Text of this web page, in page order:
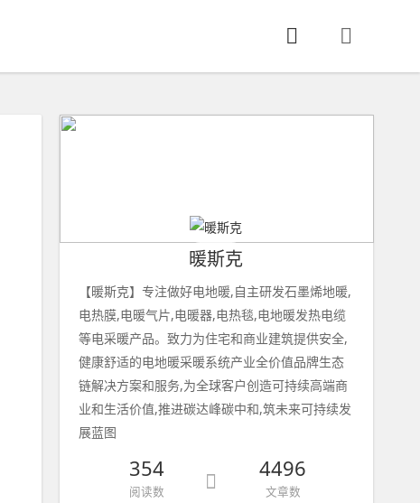
暖斯克
【暖斯克】专注做好电地暖,自主研发石墨烯地暖,
电热膜,电暖气片,电暖器,电热毯,电地暖发热电缆
等电采暖产品。致力为住宅和商业建筑提供安全,
健康舒适的电地暖采暖系统产业全价值品牌生态
链解决方案和服务,为全球客户创造可持续高端商
业和生活价值,推进碳达峰碳中和,筑未来可持续发
展蓝图
354
阅读数
4496
文章数